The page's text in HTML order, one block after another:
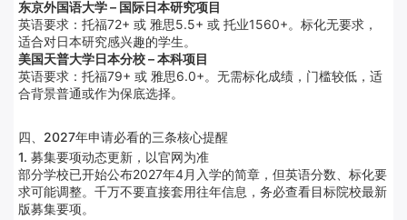
东京外国语大学 – 国际日本研究项目
英语要求：托福72+ 或 雅思5.5+ 或 托业1560+。标化无要求，
适合对日本研究感兴趣的学生。
美国天普大学日本分校 – 本科项目
英语要求：托福79+ 或 雅思6.0+。无需标化成绩，门槛较低，适
合背景普通或作为保底选择。
四、2027年申请必看的三条核心提醒
1. 募集要项动态更新，以官网为准
部分学校已开始公布2027年4月入学的简章，但英语分数、标化要
求可能调整。千万不要直接套用往年信息，务必查看目标院校最新
版募集要项。